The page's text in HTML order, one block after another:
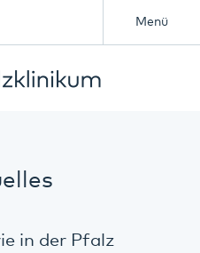
Menü
in der Pfalz